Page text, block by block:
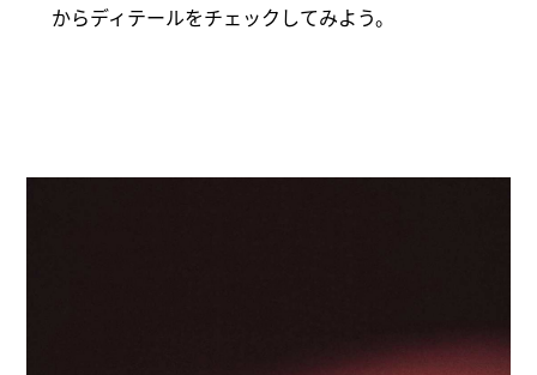
からディテールをチェックしてみよう。